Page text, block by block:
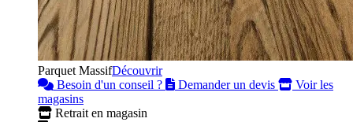
Parquet MassifDécouvrir
Besoin d'un conseil ?
Demander un devis
Voir les
magasins
Retrait en magasin